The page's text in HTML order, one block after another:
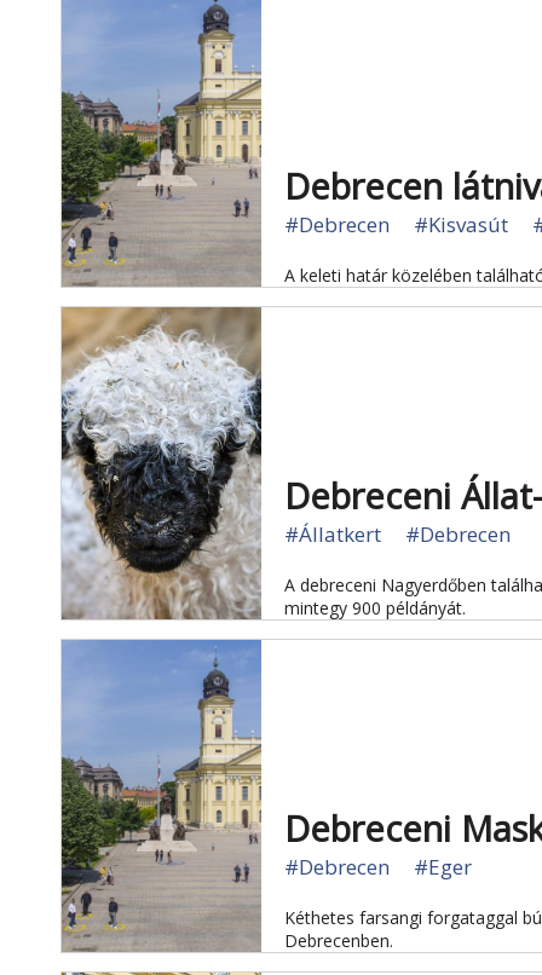
Debrecen
#Debrecen #Kisvasút
A keleti határ közelében
Debreceni
#Állatkert #Debrecen
A debreceni Nagyerdőben
mintegy 900 példányát.
Debreceni
#Debrecen #Eger
Kéthetes farsangi forgataggal
Debrecenben.